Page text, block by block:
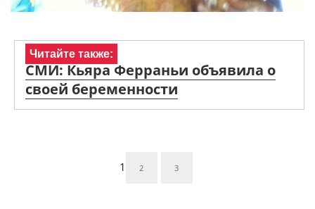
Читайте также:
СМИ: Кьяра Ферраньи объявила о
своей беременности
1 2 3